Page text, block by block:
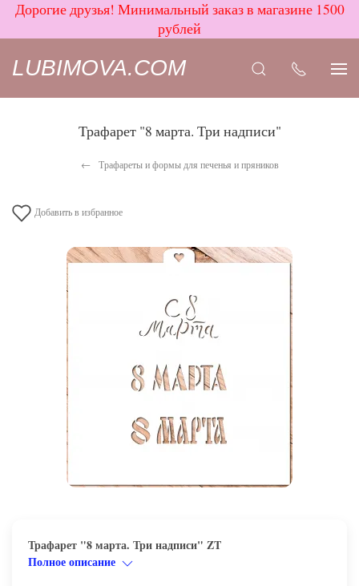
Дорогие друзья! Минимальный заказ в магазине 1500
рублей
LUBIMOVA.COM
Трафарет "8 марта. Три надписи"
Трафареты и формы для печенья и пряников
Добавить в избранное
Трафарет "8 марта. Три надписи" ZT
Полное описание